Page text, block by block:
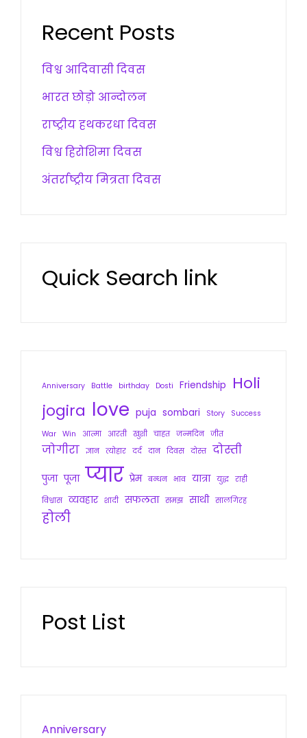
Recent Posts
विश्व आदिवासी दिवस
भारत छोड़ो आन्दोलन
राष्ट्रीय हथकरधा दिवस
विश्व हिरोशिमा दिवस
अंतर्राष्ट्रीय मित्रता दिवस
Quick Search link
Anniversary Battle birthday Dosti Friendship
Holi
jogira love puja sombari Story
Success
War Win आत्मा आरती खुशी चाहत जन्मदिन जीत
जोगीरा ज्ञान त्योहार दर्द दान दिवस दोस्त दोस्ती
पुजा पूजा प्यार प्रेम बन्धन भाव यात्रा युद्ध राही
विश्वास व्यवहार शादी सफलता समझ साथी सालगिरह
होली
Post List
Anniversary